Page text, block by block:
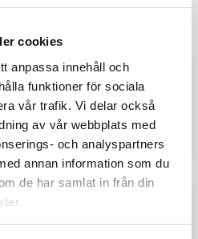
cookies
anpassa innehåll och
funktioner för sociala
vår trafik. Vi delar också
av vår webbplats med
och analyspartners
annan information som du
de har samlat in från din
DUSCHY
40X70 BADKARSM-
DUSCHY